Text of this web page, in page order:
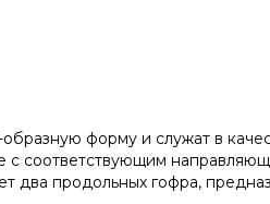
форму и служат в
с соответствующим
два продольных гофра,